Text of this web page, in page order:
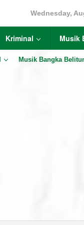
Wednesday,
Kriminal Musik
Musik Bangka